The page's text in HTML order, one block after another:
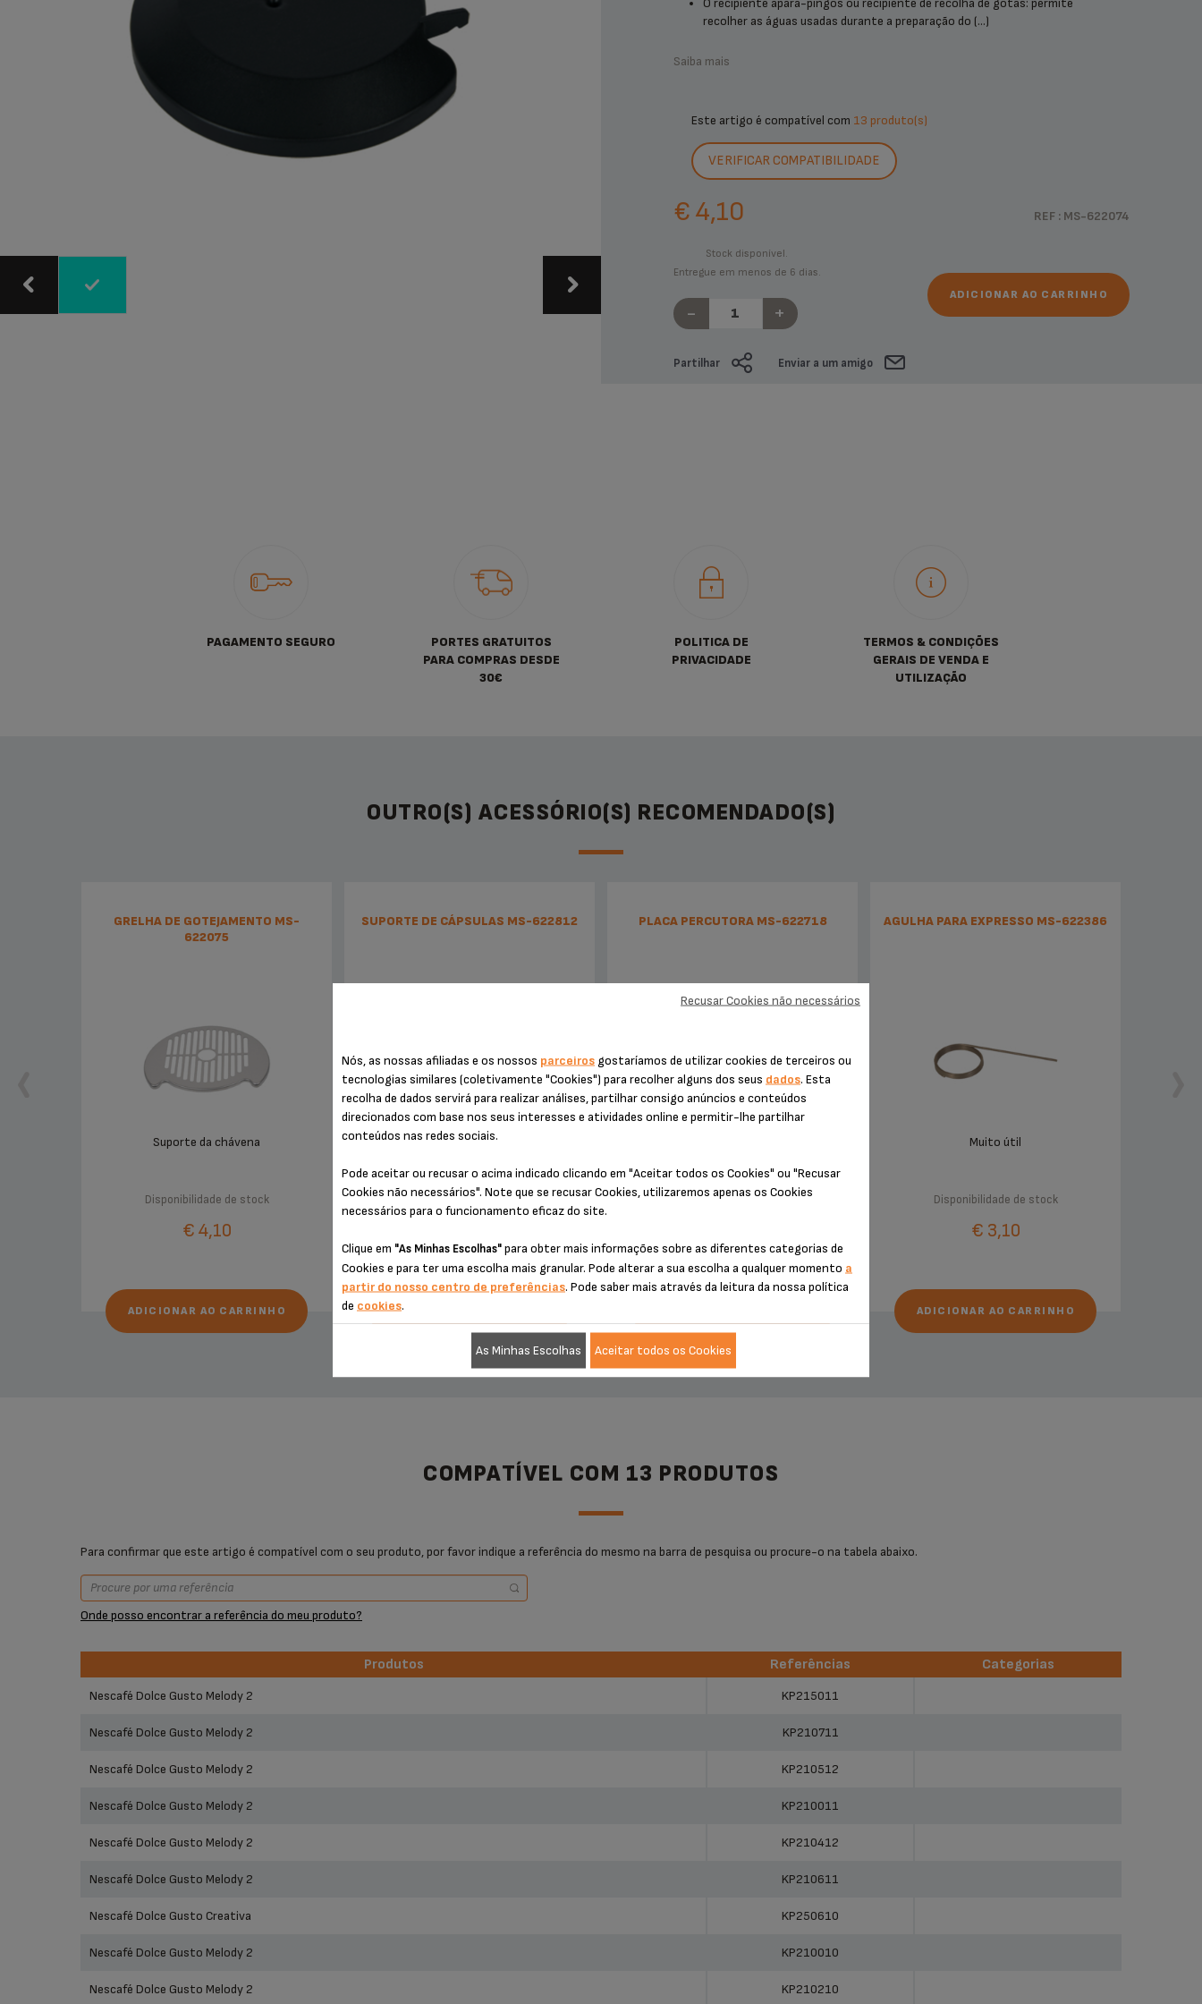
O recipiente apara-pingos ou recipiente de recolha de gotas: permite
recolher as águas usadas durante a preparação do (...)
Saiba mais
Este artigo é compatível com 13 produto(s)
VERIFICAR COMPATIBILIDADE
REF : MS-622074
€ 4,10
Stock disponível.
Entregue em menos de 6 dias.
- +
ADICIONAR AO CARRINHO
Partilhar Enviar a um amigo
PAGAMENTO SEGURO
PORTES GRATUITOS
PARA COMPRAS DESDE
30€
POLITICA DE
PRIVACIDADE
TERMOS & CONDIÇÕES
GERAIS DE VENDA E
UTILIZAÇÃO
OUTRO(S) ACESSÓRIO(S) RECOMENDADO(S)
GRELHA DE GOTEJAMENTO MS-
622075
Suporte da chávena
Disponibilidade de stock
€ 4,10
ADICIONAR AO CARRINHO
SUPORTE DE CÁPSULAS MS-622812
Indispensável
Disponibilidade de stock
ADICIONAR AO CARRINHO
PLACA PERCUTORA MS-622718
Disponibilidade de stock
AGULHA PARA EXPRESSO MS-622386
Muito útil
Disponibilidade de stock
€ 3,10
ADICIONAR AO CARRINHO
COMPATÍVEL COM 13 PRODUTOS
Para confirmar que este artigo é compatível com o seu produto, por favor indique a referência do mesmo na barra de pesquisa ou procure-o na tabela abaixo.
Onde posso encontrar a referência do meu produto?
Produtos Referências
Categorias
Nescafé Dolce Gusto Melody 2 KP215011
Nescafé Dolce Gusto Melody 2 KP210711
Nescafé Dolce Gusto Melody 2 KP210512
Nescafé Dolce Gusto Melody 2 KP210011
Nescafé Dolce Gusto Melody 2 KP210412
Nescafé Dolce Gusto Melody 2 KP210611
Nescafé Dolce Gusto Creativa KP250610
Nescafé Dolce Gusto Melody 2 KP210010
Nescafé Dolce Gusto Melody 2 KP210210
Nós, as nossas afiliadas e os nossos parceiros gostaríamos de utilizar cookies de terceiros ou
tecnologias similares (coletivamente "Cookies") para recolher alguns dos seus dados. Esta
recolha de dados servirá para realizar análises, partilhar consigo anúncios e conteúdos
direcionados com base nos seus interesses e atividades online e permitir-lhe partilhar
conteúdos nas redes sociais.
Pode aceitar ou recusar o acima indicado clicando em "Aceitar todos os Cookies" ou "Recusar
Cookies não necessários". Note que se recusar Cookies, utilizaremos apenas os Cookies
necessários para o funcionamento eficaz do site.
Clique em "As Minhas Escolhas"para obter mais informações sobre as diferentes categorias de
Cookies e para ter uma escolha mais granular. Pode alterar a sua escolha a qualquer momento a
partir do nosso centro de preferências. Pode saber mais através da leitura da nossa política
de cookies.
Recusar Cookies não necessários
As Minhas Escolhas Aceitar todos os Cookies